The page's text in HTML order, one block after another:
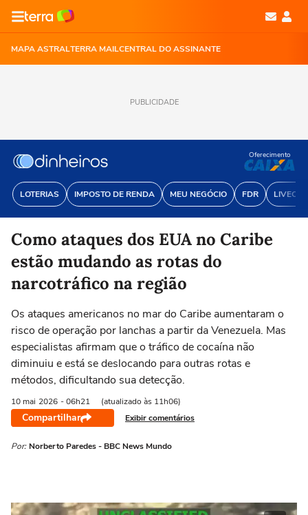
MAPA ASTRALTERRA MAILCENTRAL DO ASSINANTE
PUBLICIDADE
LOTERIAS IMPOSTO DE RENDA MEU NEGÓCIO FDR
Oferecimento
Como ataques dos EUA no Caribe
estão mudando as rotas do
narcotráfico na região
Os ataques americanos no mar do Caribe aumentaram o
risco de operação por lanchas a partir da Venezuela. Mas
especialistas afirmam que o tráfico de cocaína não
diminuiu e está se deslocando para outras rotas e
métodos, dificultando sua detecção.
10 mai 2026 - 06h21 (atualizado às 11h06)
Compartilhar Exibir comentários
Por: Norberto Paredes - BBC News Mundo